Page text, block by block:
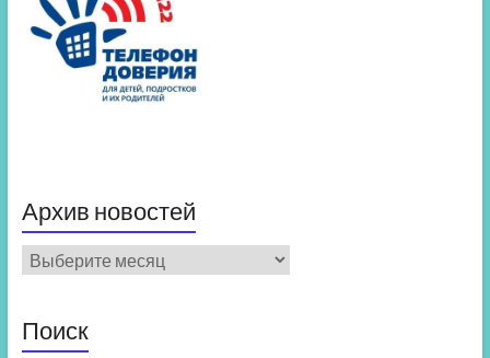
Архив новостей
Архив
новостей
Поиск